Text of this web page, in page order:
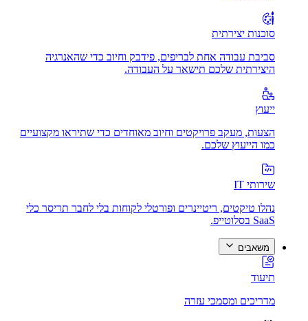
סוכנות יצירתית
סביבת עבודה אחת לבריפים, פידבק וחיוב כדי שהאנרגיה
היצירתית שלכם תישאר על העבודה.
ייעוץ
הצעות, מעקב פרויקטים וחיוב מאוחדים כדי שתיראו מקצועיים
כמו הייעוץ שלכם.
שירותי IT
נהלו טיקטים, ריטיינרים ופורטלי לקוחות בלי לחבר תריסר כלי
SaaS בסלוטייפ.
משאבים
תיעוד
מדריכים ומסמכי עזרה